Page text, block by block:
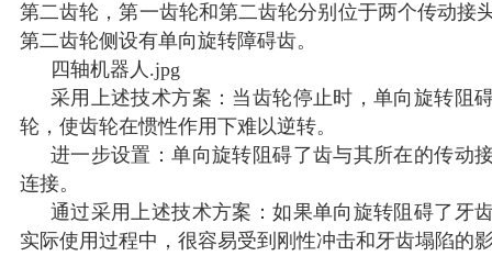
第二齿轮，第一齿轮和第二齿轮分别位于两个传动接
第二齿轮侧设有单向旋转障碍齿。
四轴机器人.jpg
采用上述技术方案：当齿轮停止时，单向旋转阻
轮，使齿轮在惯性作用下难以逆转。
进一步设置：单向旋转阻碍了齿与其所在的传动
连接。
通过采用上述技术方案：如果单向旋转阻碍了牙
实际使用过程中，很容易受到刚性冲击和牙齿塌陷的